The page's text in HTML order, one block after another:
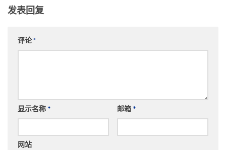
发表回复
评论*
显示名称* 邮箱*
网站